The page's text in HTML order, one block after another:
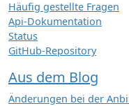
Häufig gestellte Fragen
Api-Dokumentation
Status
GitHub-Repository
Aus dem Blog
Änderungen bei der